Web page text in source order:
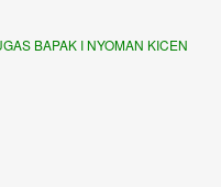
BAPAK I NYOMAN KICEN